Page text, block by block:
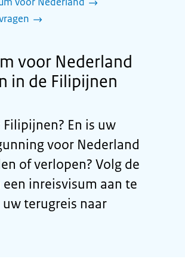
voor Nederland
in de Filipijnen
En is uw
voor Nederland
of verlopen? Volg de
inreisvisum aan te
terugreis naar